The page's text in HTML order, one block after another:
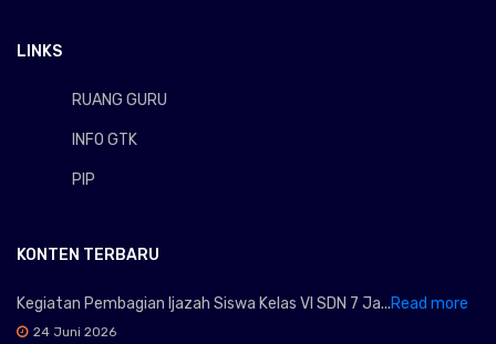
LINKS
RUANG GURU
INFO GTK
PIP
KONTEN TERBARU
Kegiatan Pembagian Ijazah Siswa Kelas VI SDN 7 Ja...Read more
24 Juni 2026